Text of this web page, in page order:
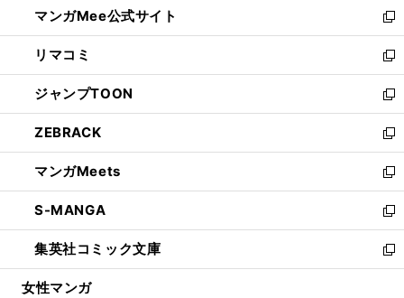
く
ド
ウ
で
開
く
ィ
ン
ド
ウ
で
開
く
い
ウ
ィ
ン
ド
ウ
で
開
く
マンガMee公式サイト
新
し
い
ウ
ィ
ン
ド
ウ
で
開
く
リマコミ
新
し
い
ウ
ィ
ン
ド
ウ
で
開
く
ジャンプTOON
新
し
い
ウ
ィ
ン
ド
ウ
で
開
ZEBRACK
新
し
い
ウ
ィ
ン
ド
ウ
マンガMeets
新
し
い
ウ
ィ
ン
S-MANGA
新
し
い
ウ
集英社コミック文庫
新
し
女性マンガ